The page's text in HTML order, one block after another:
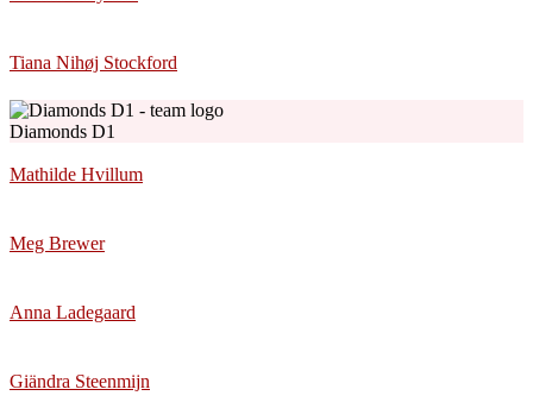
Tiana Nihøj Stockford
Diamonds D1
Mathilde Hvillum
Meg Brewer
Anna Ladegaard
Giändra Steenmijn